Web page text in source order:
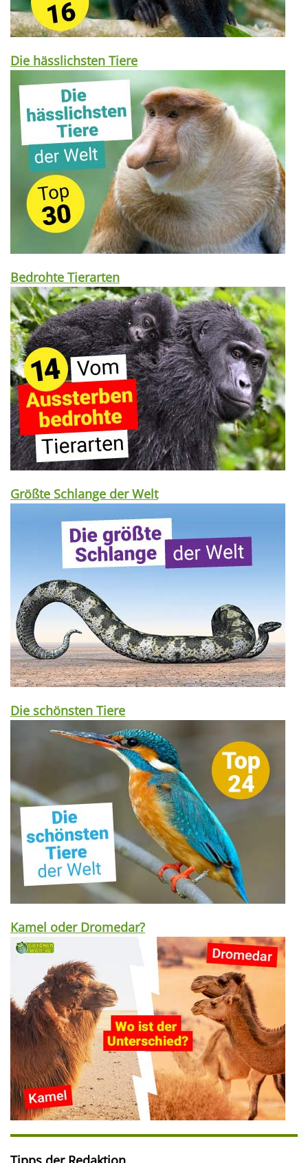
Die hässlichsten Tiere
Bedrohte Tierarten
Größte Schlange der Welt
Die schönsten Tiere
Kamel oder Dromedar?